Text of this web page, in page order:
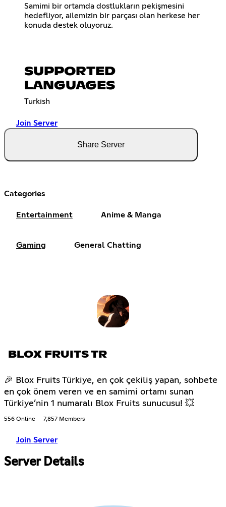
Samimi bir ortamda dostlukların pekişmesini
hedefliyor, ailemizin bir parçası olan herkese her
konuda destek oluyoruz.
SUPPORTED
LANGUAGES
Turkish
Join Server
Share Server
Categories
Entertainment Anime & Manga
Gaming General Chatting
BLOX FRUITS TR
🎉 Blox Fruits Türkiye, en çok çekiliş yapan, sohbete
en çok önem veren ve en samimi ortamı sunan
Türkiye’nin 1 numaralı Blox Fruits sunucusu! 💥
556 Online 7,857 Members
Join Server
Server Details